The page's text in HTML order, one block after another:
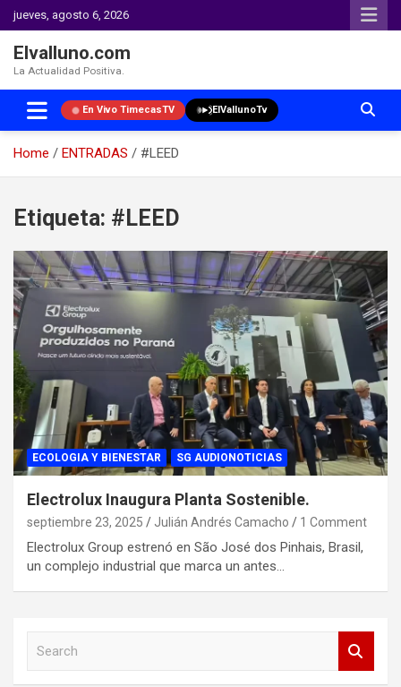
jueves, agosto 6, 2026
Elvalluno.com
La Actualidad Positiva.
En Vivo TimecasTV ElVallunoTv
Home ENTRADAS
#LEED
content
Etiqueta: #LEED
ECOLOGIA Y BIENESTAR SG AUDIONOTICIAS
Electrolux Inaugura Planta Sostenible.
septiembre 23, 2025 Julián Andrés Camacho 1 Comment
Electrolux Group estrenó en São José dos Pinhais, Brasil,
un complejo industrial que marca un antes…